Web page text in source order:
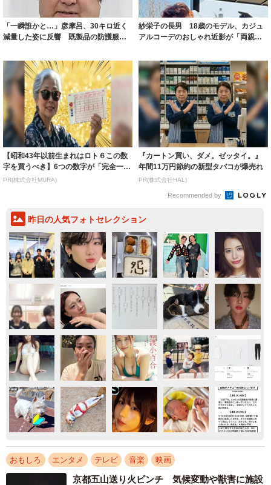
「一瞬誰かと…」彦摩呂、30キロ近く
減量した姿に反響 既製品の防護服が
紗栄子の長男 18歳のモデル、カジュ
アルコーデのおしゃれ近影が「両親の
【昭和43年以前生まれはロト６この数
字を買うべき】6つの数字が「完全一
致」する方...
PR(株式会社MURA)
『カートン買い、ダメ。ゼッタイ。』
年間11万円節約の新型タバコが爆売れ
PR(株式会社HAL)
Recommended by
昨日の人気フォトセレクション
おもしろ エンタメ テレビ 音楽 映画
京都五山送り火ピンチ 気候変動や獣害に施設